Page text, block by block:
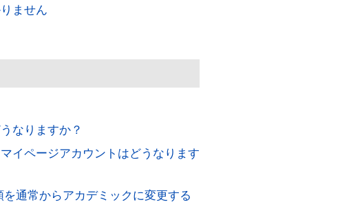
ません
なりますか？
イページアカウントはどうなります
通常からアカデミックに変更する